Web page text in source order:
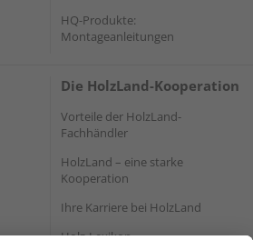
HQ-Produkte:
Montageanleitungen
Die HolzLand-Kooperation
Vorteile der HolzLand-
Fachhändler
HolzLand – eine starke
Kooperation
Ihre Karriere bei HolzLand
Holz-Lexikon